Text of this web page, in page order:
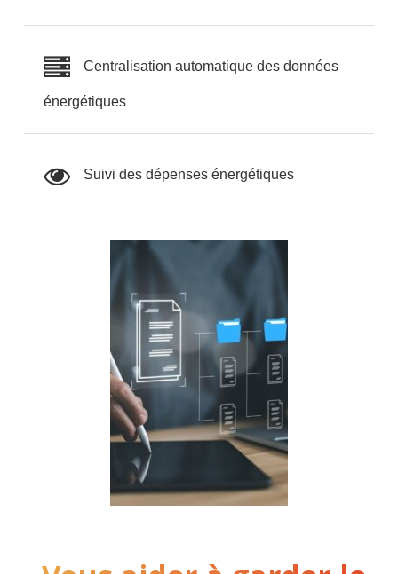
Centralisation automatique des données
énergétiques
Suivi des dépenses énergétiques